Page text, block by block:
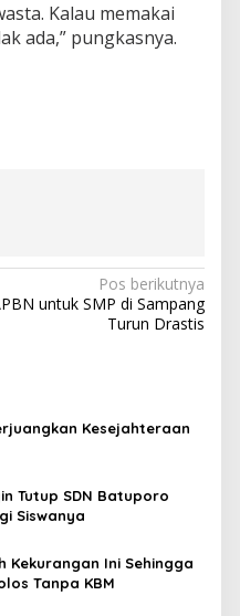
Kalau memakai
ada,” pungkasnya.
Pos berikutnya
untuk SMP di Sampang
Turun Drastis
Kesejahteraan
Tutup SDN Batuporo
Siswanya
Kekurangan Ini Sehingga
Tanpa KBM